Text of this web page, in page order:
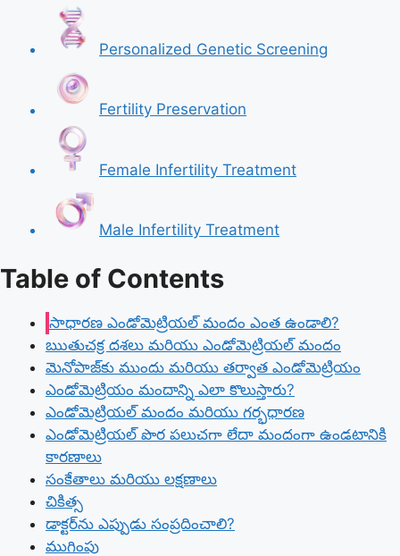
Personalized Genetic Screening
Fertility Preservation
Female Infertility Treatment
Male Infertility Treatment
Table of Contents
సాధారణ ఎండోమెట్రియల్ మందం ఎంత ఉండాలి?
ఋతుచక్ర దశలు మరియు ఎండోమెట్రియల్ మందం
మెనోపాజ్‌కు ముందు మరియు తర్వాత ఎండోమెట్రియం
ఎండోమెట్రియం మందాన్ని ఎలా కొలుస్తారు?
ఎండోమెట్రియల్ మందం మరియు గర్భధారణ
ఎండోమెట్రియల్ పొర పలుచగా లేదా మందంగా ఉండటానికి
కారణాలు
సంకేతాలు మరియు లక్షణాలు
చికిత్స
డాక్టర్‌ను ఎప్పుడు సంప్రదించాలి?
ముగింపు